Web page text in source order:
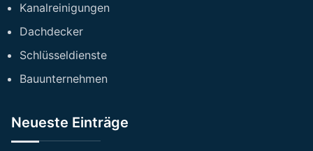
Kanalreinigungen
Dachdecker
Schlüsseldienste
Bauunternehmen
Neueste Einträge